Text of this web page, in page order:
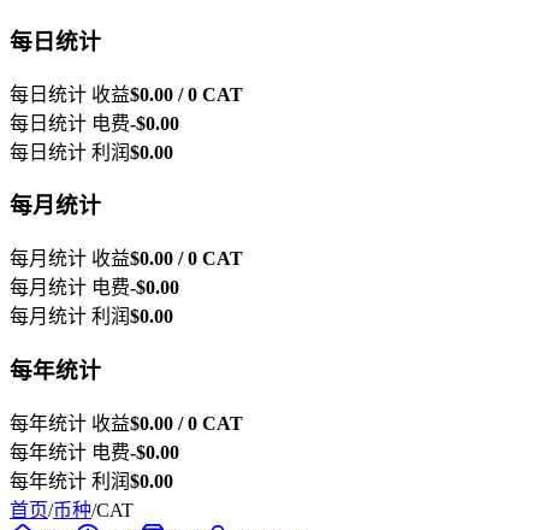
每日统计
每日统计 收益$0.00 / 0 CAT
每日统计 电费-$0.00
每日统计 利润$0.00
每月统计
每月统计 收益$0.00 / 0 CAT
每月统计 电费-$0.00
每月统计 利润$0.00
每年统计
每年统计 收益$0.00 / 0 CAT
每年统计 电费-$0.00
每年统计 利润$0.00
首页/币种/CAT